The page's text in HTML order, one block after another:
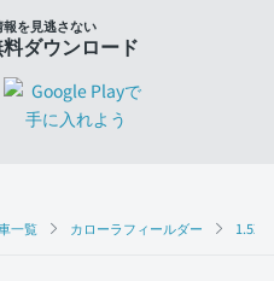
一覧 カローラフィールダー 1.5X
を見逃さない
ダウンロード